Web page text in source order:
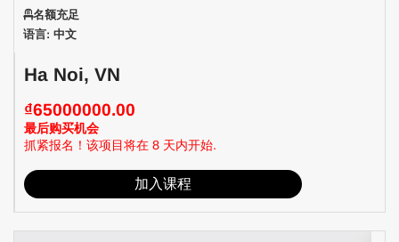
名额充足
语言: 中文
Ha Noi, VN
₫65000000.00
最后购买机会
抓紧报名！该项目将在 8 天内开始.
加入课程